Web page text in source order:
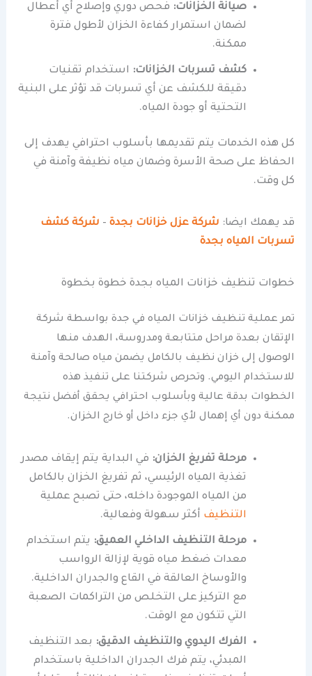
صيانة الخزانات: فحص دوري وإصلاح أي أعطال
لضمان استمرار كفاءة الخزان لأطول فترة
ممكنة.
كشف تسربات الخزانات: استخدام تقنيات
دقيقة للكشف عن أي تسربات قد تؤثر على البنية
التحتية أو جودة المياه.
كل هذه الخدمات يتم تقديمها بأسلوب احترافي يهدف إلى
الحفاظ على صحة الأسرة وضمان مياه نظيفة وآمنة في
كل وقت.
قد يهمك ايضا: شركة عزل خزانات بجدة – شركة كشف
تسربات المياه بجدة
خطوات تنظيف خزانات المياه بجدة خطوة بخطوة
تمر عملية تنظيف خزانات المياه في جدة بواسطة شركة
الإتقان بعدة مراحل متتابعة ومدروسة، الهدف منها
الوصول إلى خزان نظيف بالكامل يضمن مياه صالحة وآمنة
للاستخدام اليومي. وتحرص شركتنا على تنفيذ هذه
الخطوات بدقة عالية وبأسلوب احترافي يحقق أفضل نتيجة
ممكنة دون أي إهمال لأي جزء داخل أو خارج الخزان.
مرحلة تفريغ الخزان: في البداية يتم إيقاف مصدر
تغذية المياه الرئيسي، ثم تفريغ الخزان بالكامل
من المياه الموجودة داخله، حتى تصبح عملية
التنظيف أكثر سهولة وفعالية.
مرحلة التنظيف الداخلي العميق: يتم استخدام
معدات ضغط مياه قوية لإزالة الرواسب
والأوساخ العالقة في القاع والجدران الداخلية.
مع التركيز على التخلص من التراكمات الصعبة
التي تتكون مع الوقت.
الفرك اليدوي والتنظيف الدقيق: بعد التنظيف
المبدئي، يتم فرك الجدران الداخلية باستخدام